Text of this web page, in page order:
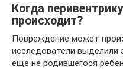
Когда
происходит?
Повреждение может
исследователи выделили
еще не родившегося